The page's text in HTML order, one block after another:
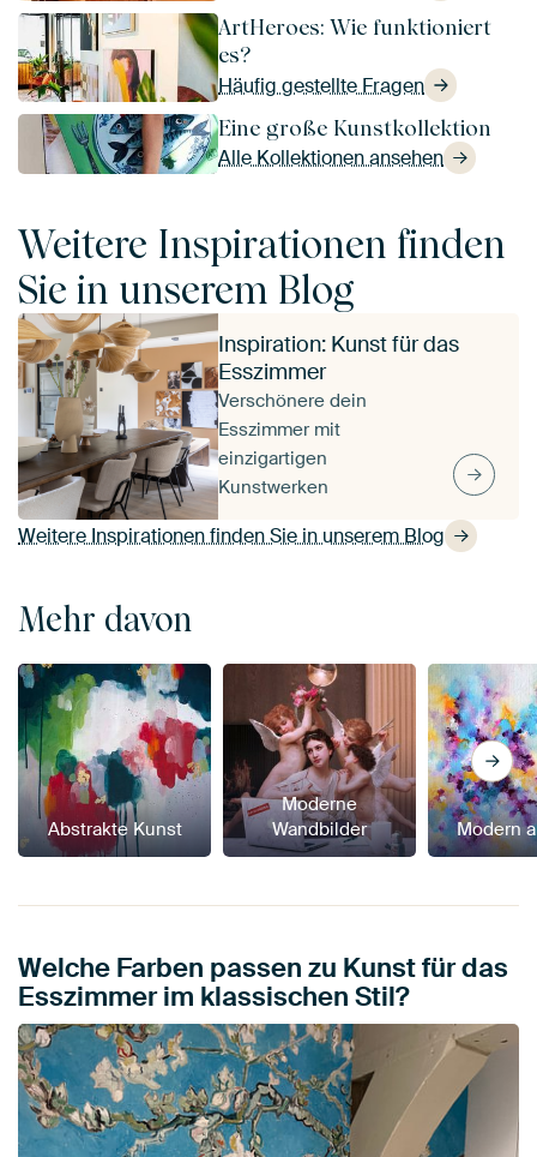
ArtHeroes: Wie funktioniert
es?
Häufig gestellte Fragen
Eine große Kunstkollektion
Alle Kollektionen ansehen
Weitere Inspirationen finden
Sie in unserem Blog
Weitere Inspirationen finden Sie in unserem Blog
Inspiration: Kunst für das
Esszimmer
Verschönere dein
Esszimmer mit
einzigartigen
Kunstwerken
Mehr davon
Abstrakte Kunst
Moderne
Wandbilder
Modern
Welche Farben passen zu Kunst für das
Esszimmer im klassischen Stil?